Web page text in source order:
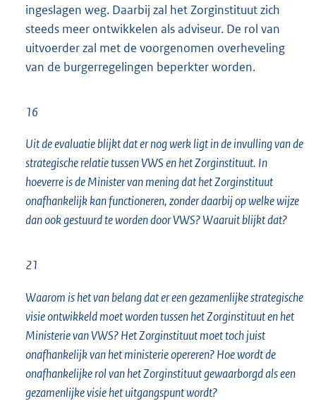
ingeslagen weg. Daarbij zal het Zorginstituut zich
steeds meer ontwikkelen als adviseur. De rol van
uitvoerder zal met de voorgenomen overheveling
van de burgerregelingen beperkter worden.
16
Uit de evaluatie blijkt dat er nog werk ligt in de invulling van de
strategische relatie tussen VWS en het Zorginstituut. In
hoeverre is de Minister van mening dat het Zorginstituut
onafhankelijk kan functioneren, zonder daarbij op welke wijze
dan ook gestuurd te worden door VWS? Waaruit blijkt dat?
21
Waarom is het van belang dat er een gezamenlijke strategische
visie ontwikkeld moet worden tussen het Zorginstituut en het
Ministerie van VWS? Het Zorginstituut moet toch juist
onafhankelijk van het ministerie opereren? Hoe wordt de
onafhankelijke rol van het Zorginstituut gewaarborgd als een
gezamenlijke visie het uitgangspunt wordt?